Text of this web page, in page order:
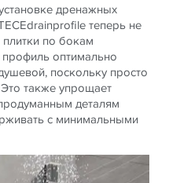
дренажных
теперь не
по бокам
оптимально
поскольку просто
также упрощает
деталям
с минимальными